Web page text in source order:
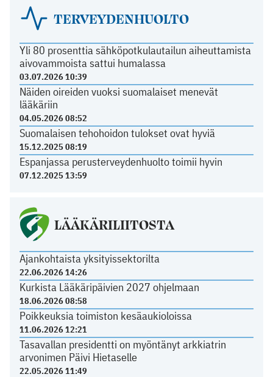
TERVEYDENHUOLTO
Yli 80 prosenttia sähköpotkulautailun aiheuttamista
aivovammoista sattui humalassa
03.07.2026 10:39
Näiden oireiden vuoksi suomalaiset menevät
lääkäriin
04.05.2026 08:52
Suomalaisen tehohoidon tulokset ovat hyviä
15.12.2025 08:19
Espanjassa perusterveydenhuolto toimii hyvin
07.12.2025 13:59
LÄÄKÄRILIITOSTA
Ajankohtaista yksityissektorilta
22.06.2026 14:26
Kurkista Lääkäripäivien 2027 ohjelmaan
18.06.2026 08:58
Poikkeuksia toimiston kesäaukioloissa
11.06.2026 12:21
Tasavallan presidentti on myöntänyt arkkiatrin
arvonimen Päivi Hietaselle
22.05.2026 11:49